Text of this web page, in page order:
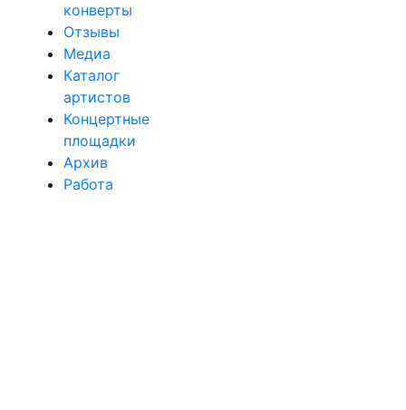
конверты
Отзывы
Медиа
Каталог
артистов
Концертные
площадки
Архив
Работа